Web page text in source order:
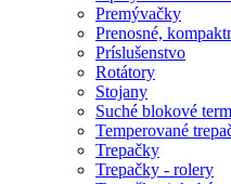
Premývačky
Prenosné,
Príslušenstvo
Rotátory
Stojany
Suché blokové
Temperované
Trepačky
Trepačky - rolery